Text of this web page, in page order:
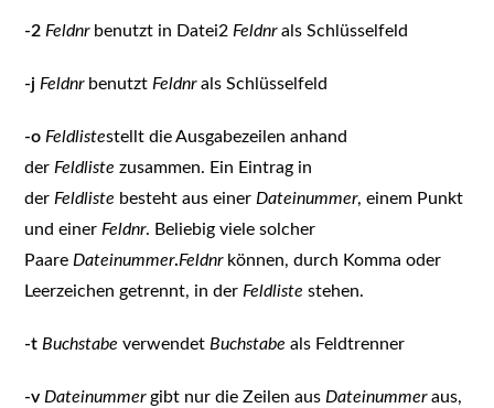
-2 Feldnr benutzt in Datei2 Feldnrals Schlüsselfeld
-j Feldnr benutzt Feldnrals Schlüsselfeld
-o Feldlistestellt die Ausgabezeilen anhand
der Feldliste zusammen. Ein Eintrag in
der Feldliste besteht aus einer Dateinummer, einem Punkt
und einer Feldnr. Beliebig viele solcher
Paare Dateinummer.Feldnrkönnen, durch Komma oder
Leerzeichen getrennt, in der Feldliste stehen.
-t Buchstabeverwendet Buchstabe als Feldtrenner
-v Dateinummergibt nur die Zeilen aus Dateinummeraus,